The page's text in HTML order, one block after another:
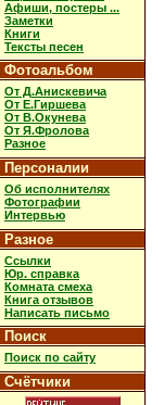
Афиши, постеры ...
Заметки
Книги
Тексты песен
Фотоальбом
От Д.Анискевича
От Е.Гиршева
От В.Окунева
От Я.Фролова
Разное
Персоналии
Об исполнителях
Фотографии
Интервью
Разное
Ссылки
Юр. справка
Комната смеха
Книга отзывов
Написать письмо
Поиск
Поиск по сайту
Счётчики